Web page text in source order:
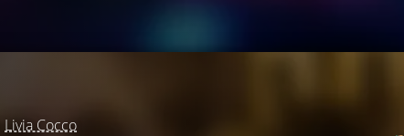
Livia Cocco